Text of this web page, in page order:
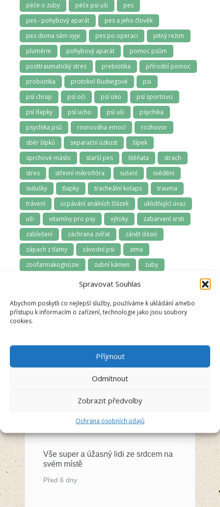
Spravovat Souhlas
Abychom poskytli co nejlepší služby, používáme k ukládání a/nebo
přístupu k informacím o zařízení, technologie jako jsou soubory
cookies.
Příjmout
Odmítnout
Zobrazit předvolby
Ochrana osobních údajů
péče o zuby
péče psí uši
pes
pes - pohybový aparát
pes a jeho člověk
pes doma sám vyje
pes po operaci
pitný režim
plumérie
pohybový aparát
pomoc psům
posttraumatický stres
prebiotika
přírodní pomoc
probiotika
protokol Budwigové
psi
psí chrup
psí oči psí oko
psí sportovci
psí tlapky
psí ucho psí uši
psychika
psychika psů
rovnováha emocí
rozhovor
sběr šípků
separační úzkost
šípek
sprchové máslo
starší pes štěňata
strach
stres
střevní mikroflóra sušení
svědění
svilušky
tlapky tracheální kolaps
trauma
trávení
ucpávání análních žlázek
uklidňující úvaz
uši
vitamíny pro psy výtoky
zabarvení srsti
zablešení
záchrana zvířat
zánět dásní
zápach z tlamy
závodní psi
zima
zoofarmakognozie
zubní kámen
zuby
zúžená průdušnice
Recenzent
5/5
Vše super a úžasný lidi ze srdcem na
svém místě
Před 6 dny